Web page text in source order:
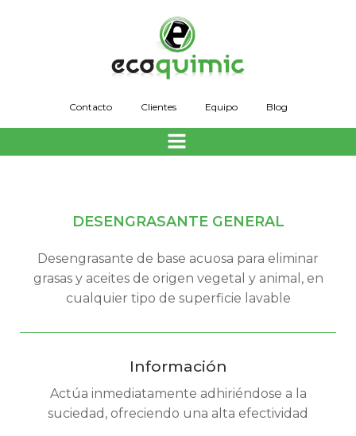
al
contenido
Contacto Clientes Equipo Blog
DESENGRASANTE GENERAL
Desengrasante de base acuosa para eliminar
grasas y aceites de origen vegetal y animal, en
cualquier tipo de superficie lavable
Información
Actúa inmediatamente adhiriéndose a la
suciedad, ofreciendo una alta efectividad